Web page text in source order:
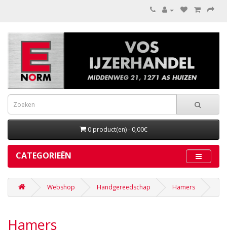
0 product(en) - 0,00€
CATEGORIEËN
Webshop Handgereedschap Hamers
Hamers